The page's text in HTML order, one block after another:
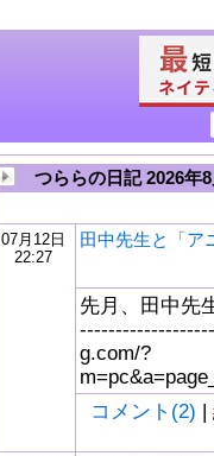
つららの日記 2026年
07月12日
22:27
田中先生と「ア
先月、田中先
g.com/?
コメント(2) |